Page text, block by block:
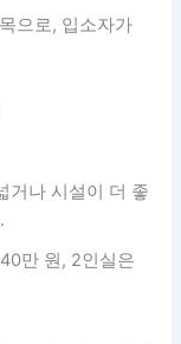
으로, 입소자가
거나 시설이 더 좋
만 원, 2인실은